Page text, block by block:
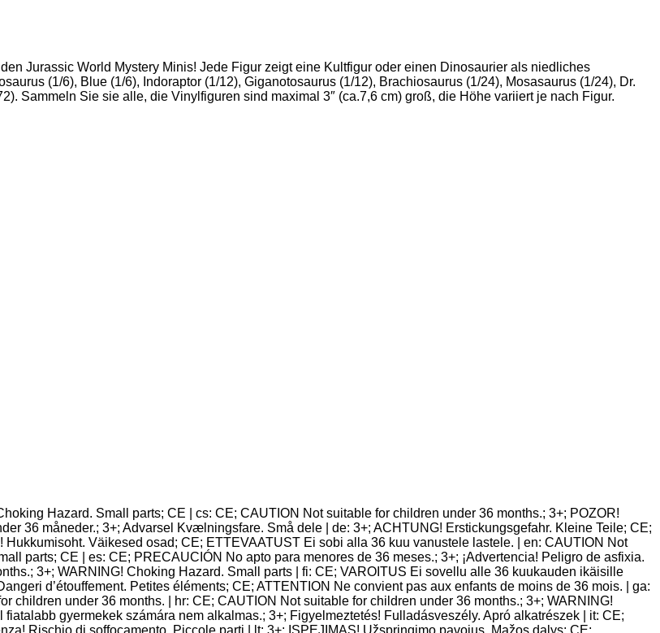
Jurassic World Mystery Minis! Jede Figur zeigt eine Kultfigur oder einen Dinosaurier als niedliches
(1/6), Blue (1/6), Indoraptor (1/12), Giganotosaurus (1/12), Brachiosaurus (1/24), Mosasaurus (1/24), Dr.
Sammeln Sie sie alle, die Vinylfiguren sind maximal 3″ (ca.7,6 cm) groß, die Höhe variiert je nach Figur.
Hazard. Small parts; CE | cs: CE; CAUTION Not suitable for children under 36 months.; 3+; POZOR!
36 måneder.; 3+; Advarsel Kvælningsfare. Små dele | de: 3+; ACHTUNG! Erstickungsgefahr. Kleine Teile; CE;
Väikesed osad; CE; ETTEVAATUST Ei sobi alla 36 kuu vanustele lastele. | en: CAUTION Not
parts; CE | es: CE; PRECAUCIÓN No apto para menores de 36 meses.; 3+; ¡Advertencia! Peligro de asfixia.
3+; WARNING! Choking Hazard. Small parts | fi: CE; VAROITUS Ei sovellu alle 36 kuukauden ikäisille
d’étouffement. Petites éléments; CE; ATTENTION Ne convient pas aux enfants de moins de 36 mois. | ga:
children under 36 months. | hr: CE; CAUTION Not suitable for children under 36 months.; 3+; WARNING!
gyermekek számára nem alkalmas.; 3+; Figyelmeztetés! Fulladásveszély. Apró alkatrészek | it: CE;
Rischio di soffocamento. Piccole parti | lt: 3+; ISPEJIMAS! Užspringimo pavojus. Mažos dalys; CE;